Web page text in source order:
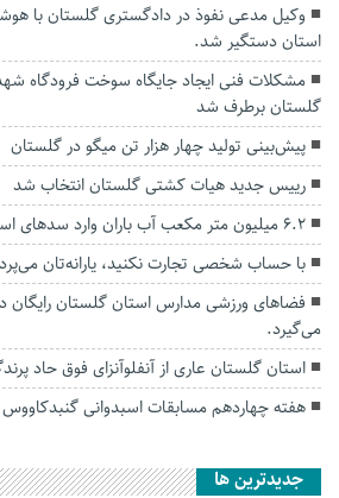
وکیل مدعی نفوذ در دادگستری گلستان با
استان دستگیر شد.
مشکلات فنی ایجاد جایگاه سوخت فرودگاه
گلستان برطرف شد
پیش‌بینی تولید چهار هزار تن میگو در گلستان
رییس جدید هیات کشتی گلستان‌ انتخاب شد
۶.۲ میلیون متر مکعب آب باران وارد سدهای استان گلستان شد.
با حساب شخصی تجارت نکنید، یارانه‌تان
فضاهای ورزشی مدارس استان گلستان رایگان در
می‌گیرد.
استان گلستان عاری از آنفلوآنزای فوق حاد
هفته چهاردهم مسابقات اسبدوانی گنبدکاووس
جديدترين ها